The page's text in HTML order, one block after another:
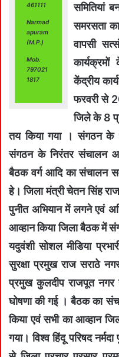
461111
Narmad
apuram
(M.P.)
Mob.
797021
1817
समितियां
समरसता
वापसी
केंद्रीय
फरवरी से
जिले के 8
तय किया गया । संगठन के
संगठन के निरंतर संचालन
बैठक वर्ग आदि का संचालन
हे। जिला मंत्री चेतन सिंह
पुनीत अभियान में लगने एवं
आव्हान किया जिला बैठक में
यदुवंशी सोशल मीडिया
सुरक्षा प्रमुख राज सराठे
प्रमुख कुलदीप राजपूत नगर
घोषणा की गई । बैठक का
किया एवं सभी का आव्हान
गया। विश्व हिंदू परिषद